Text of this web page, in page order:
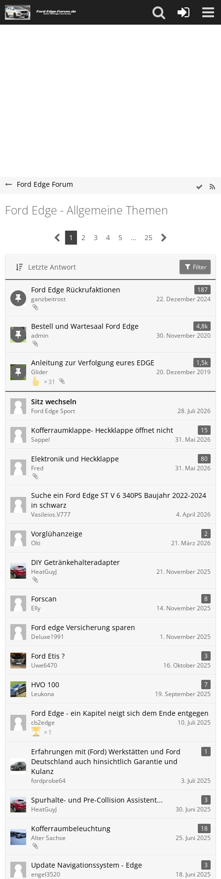
Ford Edge Forum
Ford Edge - Allgemeine Themen
1 2 3 4 5 … 25
Letzte Antwort Filter
Ford Edge Rückrufaktionen
187
ganzbeitrost
22. Dezember 2024
Bestell und Wartesaal Ford Edge
4,8k
admin
30. November 2020
Anleitung zur Verfolgung eures EDGE 1,5k
31
Glider 20. Dezember 2019
Sitz wechseln
Ford Edge Sport 28. Juli 2026
Kofferraumklappe- Heckklappe öffnet nicht
15
Sappel
31. Mai 2026
Elektronik und Heckklappe
80
Fred
31. Mai 2026
Suche ein Ford Edge ST V 6 340PS Baujahr 2022-2024
in schwarz
Vasileios.V777 4. April 2026
Vorglühanzeige
2
Olti
21. März 2026
DIY Getränkehalteradapter
HeatGuyJ 21. November 2025
Forscan
8
Elly
14. November 2025
Ford edge Versicherung sparen
Deluxe1991 1. November 2025
Ford Etis ?
3
Uwe6470
16. Oktober 2025
HVO 100
7
Leukona
19. September 2025
Ford Edge - ein Kapitel neigt sich dem Ende entgegen
1
cb2edge 10. Juli 2025
Erfahrungen mit (Ford) Werkstätten und Ford
Deutschland auch hinsichtlich Garantie und
Kulanz
1
fordprobe64 3. Juli 2025
Spurhalte- und Pre-Collision Assistent...
3
HeatGuyJ
30. Juni 2025
Kofferraumbeleuchtung
18
Alter Sachse
25. Juni 2025
Update Navigationssystem - Edge
3
engel3520
18. Juni 2025